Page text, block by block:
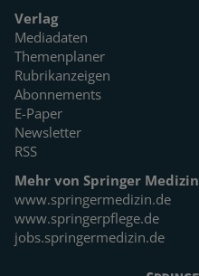
Verlag
Mediadaten
Themenplaner
Rubrikanzeigen
Abonnements
E-Paper
Newsletter
RSS
Mehr von Springer Medizin
www.springermedizin.de
www.springerpflege.de
jobs.springermedizin.de